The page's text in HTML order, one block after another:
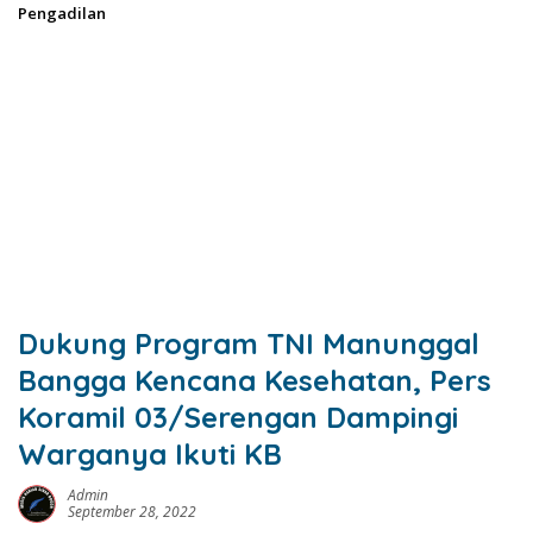
Pengadilan
Dukung Program TNI Manunggal
Bangga Kencana Kesehatan, Pers
Koramil 03/Serengan Dampingi
Warganya Ikuti KB
Admin
September 28, 2022